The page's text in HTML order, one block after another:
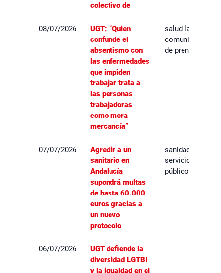
colectivo de
08/07/2026
UGT: “Quien
confunde el
absentismo con
las enfermedades
que impiden
trabajar trata a
las personas
trabajadoras
como mera
mercancía”
salud laboral,
comunicados
de prensa
07/07/2026
Agredir a un
sanitario en
Andalucía
supondrá multas
de hasta 60.000
euros gracias a
un nuevo
protocolo
sanidad,
servicios
públicos
06/07/2026
UGT defiende la
diversidad LGTBI
y la igualdad en el
-